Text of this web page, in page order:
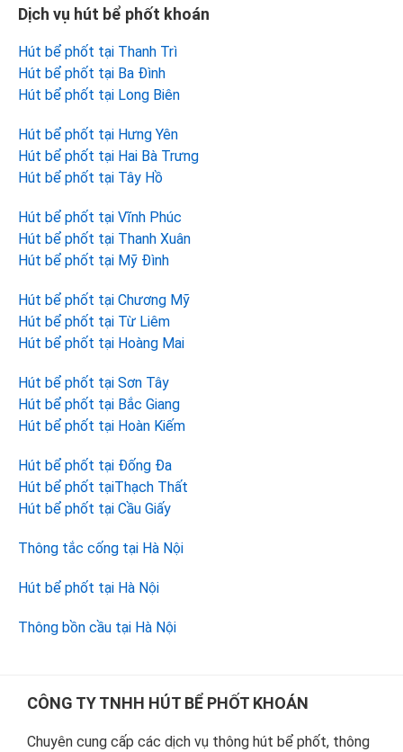
Dịch vụ hút bể phốt khoán
Hút bể phốt tại Thanh Trì
Hút bể phốt tại Ba Đình
Hút bể phốt tại Long Biên
Hút bể phốt tại Hưng Yên
Hút bể phốt tại Hai Bà Trưng
Hút bể phốt tại Tây Hồ
Hút bể phốt tại Vĩnh Phúc
Hút bể phốt tại Thanh Xuân
Hút bể phốt tại Mỹ Đình
Hút bể phốt tại Chương Mỹ
Hút bể phốt tại Từ Liêm
Hút bể phốt tại Hoàng Mai
Hút bể phốt tại Sơn Tây
Hút bể phốt tại Bắc Giang
Hút bể phốt tại Hoàn Kiếm
Hút bể phốt tại Đống Đa
Hút bể phốt tạiThạch Thất
Hút bể phốt tại Cầu Giấy
Thông tắc cống tại Hà Nội
Hút bể phốt tại Hà Nội
Thông bồn cầu tại Hà Nội
Footer
CÔNG TY TNHH HÚT BỂ PHỐT KHOÁN
Chuyên cung cấp các dịch vụ thông hút bể phốt, thông